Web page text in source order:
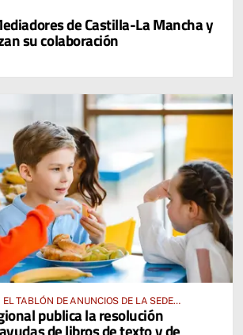
de Castilla-La Mancha y
su colaboración
TABLÓN DE ANUNCIOS DE LA SEDE
DE COMUNIDADES Y EN EL PORTAL DE
LA MANCHA
publica la resolución
de libros de texto y de